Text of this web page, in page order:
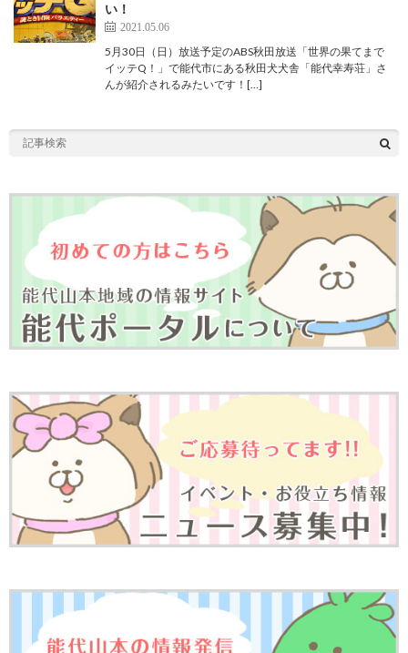
い！
2021.05.06
5月30日（日）放送予定のABS秋田放送「世界の果てまで
イッテQ！」で能代市にある秋田犬犬舎「能代幸寿荘」さ
んが紹介されるみたいです！[…]